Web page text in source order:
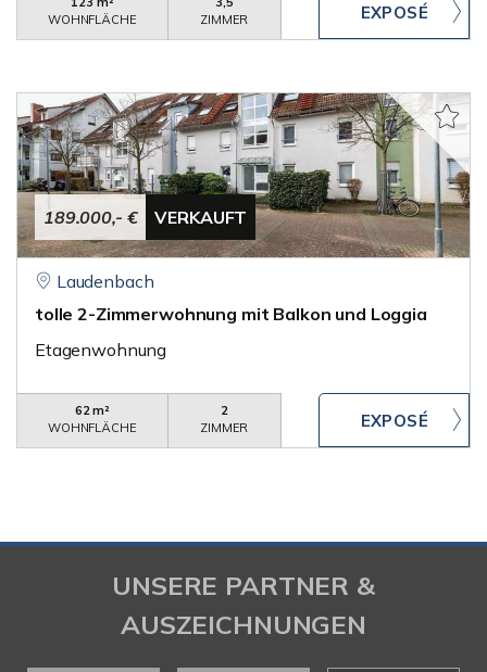
WOHNFLÄCHE
ZIMMER
189.000,- € VERKAUFT
Laudenbach
tolle 2-Zimmerwohnung mit Balkon und Loggia
Etagenwohnung
62 m²
WOHNFLÄCHE
2
ZIMMER
UNSERE PARTNER &
AUSZEICHNUNGEN